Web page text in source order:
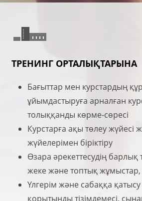
ТРЕНИНГ ОРТАЛЫҚТАРЫНА
Бағыттар мен курстардың
ұйымдастыруға арналған
толыққанды көрме-сөресі
Курстарға ақы төлеу жүйесі
жүйелерімен біріктіру
Өзара әрекеттесудің барлық
жеке және топтық
Үлгерім және сабаққа
қорытынды тізімдемесі,